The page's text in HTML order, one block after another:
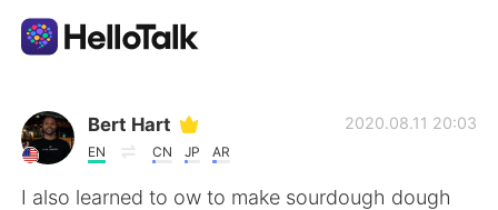
語学交換アプリ
AI Grammar Checker
Bert Hart
EN CN JP AR
2020.08.11 20:03
I also learned to ow to make sourdough dough